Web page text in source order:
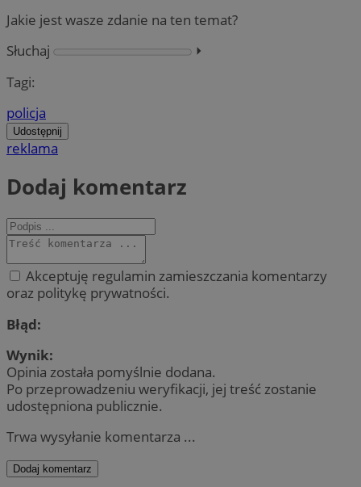
Jakie jest wasze zdanie na ten temat?
Słuchaj
⏵︎
Tagi:
policja
Udostępnij
reklama
Dodaj komentarz
Akceptuję regulamin zamieszczania komentarzy
oraz politykę prywatności.
Błąd:
Wynik:
Opinia została pomyślnie dodana.
Po przeprowadzeniu weryfikacji, jej treść zostanie
udostępniona publicznie.
Trwa wysyłanie komentarza ...
Dodaj komentarz